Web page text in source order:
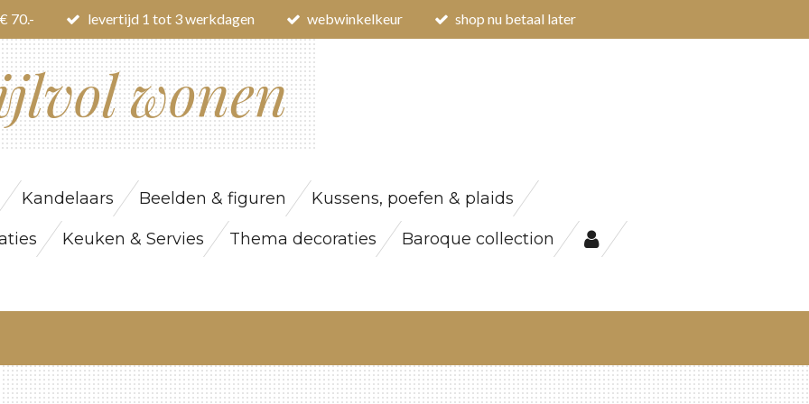
70.- levertijd 1 tot 3 werkdagen webwinkelkeur shop nu betaal later
wonen
Kandelaars Beelden & figuren Kussens, poefen & plaids
Keuken & Servies Thema decoraties Baroque collection